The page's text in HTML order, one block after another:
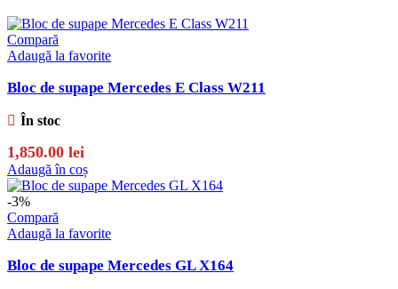
Compară
Adaugă la favorite
Bloc de supape Mercedes E Class W211
În stoc
1,850.00 lei
Adaugă în coș
-3%
Compară
Adaugă la favorite
Bloc de supape Mercedes GL X164